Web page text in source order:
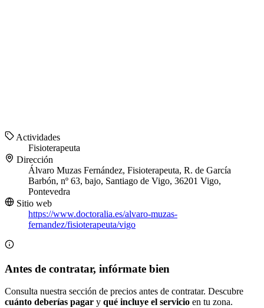
Actividades
Fisioterapeuta
Dirección
Álvaro Muzas Fernández, Fisioterapeuta, R. de García
Barbón, nº 63, bajo, Santiago de Vigo, 36201 Vigo,
Pontevedra
Sitio web
https://www.doctoralia.es/alvaro-muzas-
fernandez/fisioterapeuta/vigo
Antes de contratar, infórmate bien
Consulta nuestra sección de precios antes de contratar. Descubre
cuánto deberías pagar y qué incluye el servicio en tu zona.